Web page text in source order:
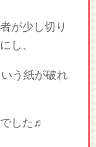
が少し切り
し、
いう紙が破れ
した♬